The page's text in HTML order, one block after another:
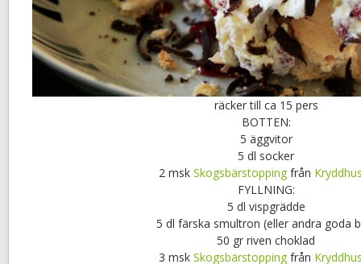
räcker till ca 15 pers
BOTTEN:
5 äggvitor
5 dl socker
2 msk Skogsbärstopping från
FYLLNING:
5 dl vispgrädde
5 dl färska smultron (eller andra goda
50 gr riven choklad
3 msk Skogsbärstopping från